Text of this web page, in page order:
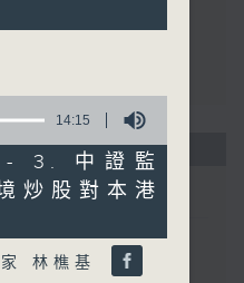
節目重溫。
after
場換車潮
- 10:30)
09:30 -
14:15
3. 中證監
炒股對本港
林樵基